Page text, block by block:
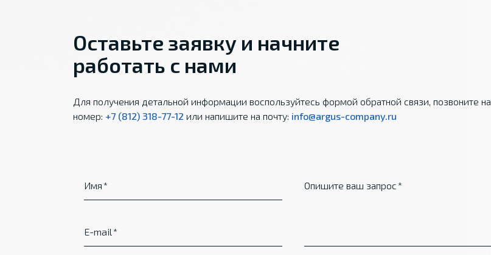
Оставьте заявку и начните
работать с нами
Для получения детальной информации воспользуйтесь формой обратной связи, позвоните на
номер: +7 (812) 318-77-12 или напишите на почту: info@argus-company.ru
Имя
E-mail
Опишите ваш запрос